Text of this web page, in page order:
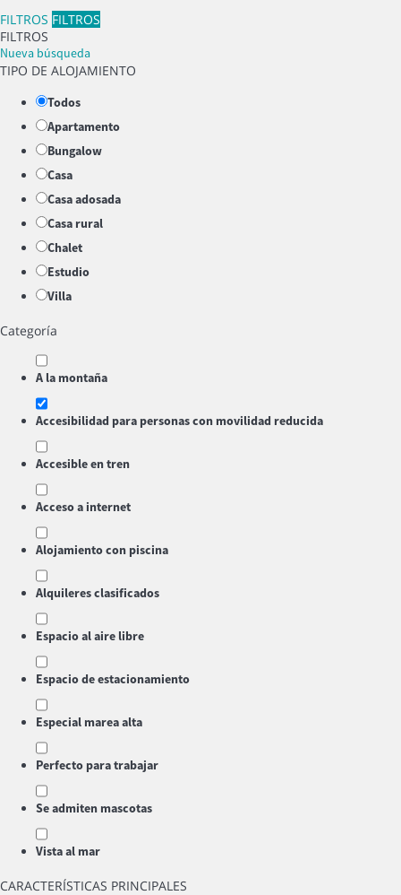
FILTROS FILTROS
FILTROS
Nueva búsqueda
TIPO DE ALOJAMIENTO
Todos
Apartamento
Bungalow
Casa
Casa adosada
Casa rural
Chalet
Estudio
Villa
Categoría
A la montaña
Accesibilidad para personas con movilidad reducida
Accesible en tren
Acceso a internet
Alojamiento con piscina
Alquileres clasificados
Espacio al aire libre
Espacio de estacionamiento
Especial marea alta
Perfecto para trabajar
Se admiten mascotas
Vista al mar
CARACTERÍSTICAS PRINCIPALES